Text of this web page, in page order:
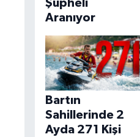
Şüpheli
Aranıyor
Bartın
Sahillerinde 2
Ayda 271 Kişi